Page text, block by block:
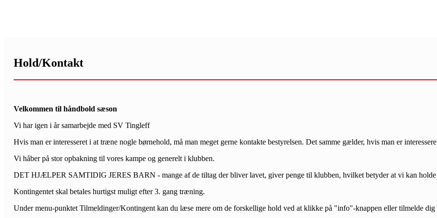
Hold/Kontakt
Velkommen til håndbold sæson
Vi har igen i år samarbejde med SV Tingleff
Hvis man er interesseret i at træne nogle børnehold, må man meget gerne kontakte bestyrelsen. Det samme gælder, hvis man er
Vi håber på stor opbakning til vores kampe og generelt i klubben.
DET HJÆLPER SAMTIDIG JERES BARN - mange af de tiltag der bliver lavet, giver penge til klubben, hvilket betyder at vi kan holde
Kontingentet skal betales hurtigst muligt efter 3. gang træning.
Under menu-punktet Tilmeldinger/Kontingent kan du læse mere om de forskellige hold ved at klikke på "info"-knappen eller tilmelde